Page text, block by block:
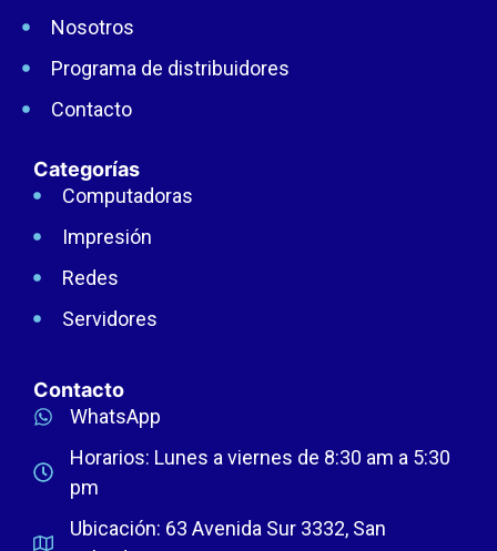
Nosotros
Programa de distribuidores
Contacto
Categorías
Computadoras
Impresión
Redes
Servidores
Contacto
WhatsApp
Horarios: Lunes a viernes de 8:30 am a 5:30
pm
Ubicación: 63 Avenida Sur 3332, San